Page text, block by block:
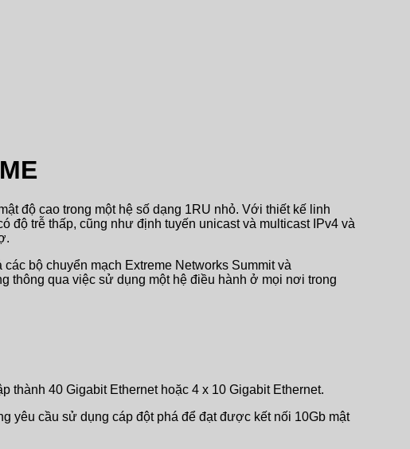
độ cao trong một hệ số dạng 1RU nhỏ. Với thiết kế linh
độ trễ thấp, cũng như định tuyến unicast và multicast IPv4 và
bộ chuyển mạch Extreme Networks Summit và
thông qua việc sử dụng một hệ điều hành ở mọi nơi trong
thành 40 Gigabit Ethernet hoặc 4 x 10 Gigabit Ethernet.
yêu cầu sử dụng cáp đột phá để đạt được kết nối 10Gb mật